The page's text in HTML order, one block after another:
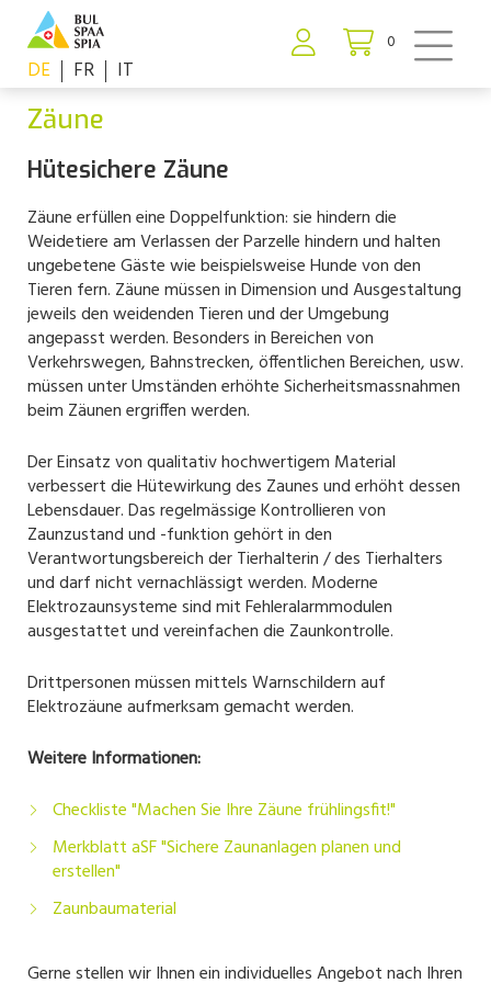
0
DE FR IT
Zäune
Hütesichere Zäune
Zäune erfüllen eine Doppelfunktion: sie hindern die
Weidetiere am Verlassen der Parzelle hindern und halten
ungebetene Gäste wie beispielsweise Hunde von den
Tieren fern. Zäune müssen in Dimension und Ausgestaltung
jeweils den weidenden Tieren und der Umgebung
angepasst werden. Besonders in Bereichen von
Verkehrswegen, Bahnstrecken, öffentlichen Bereichen, usw.
müssen unter Umständen erhöhte Sicherheitsmassnahmen
beim Zäunen ergriffen werden.
Der Einsatz von qualitativ hochwertigem Material
verbessert die Hütewirkung des Zaunes und erhöht dessen
Lebensdauer. Das regelmässige Kontrollieren von
Zaunzustand und -funktion gehört in den
Verantwortungsbereich der Tierhalterin / des Tierhalters
und darf nicht vernachlässigt werden. Moderne
Elektrozaunsysteme sind mit Fehleralarmmodulen
ausgestattet und vereinfachen die Zaunkontrolle.
Drittpersonen müssen mittels Warnschildern auf
Elektrozäune aufmerksam gemacht werden.
Weitere Informationen:
Checkliste "Machen Sie Ihre Zäune frühlingsfit!"
Merkblatt aSF "Sichere Zaunanlagen planen und
erstellen"
Zaunbaumaterial
​​​​​​Gerne stellen wir Ihnen ein individuelles Angebot nach Ihren